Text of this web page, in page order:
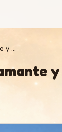
Donato d'Angelo Bramante y Miguel Angel Buonarroti